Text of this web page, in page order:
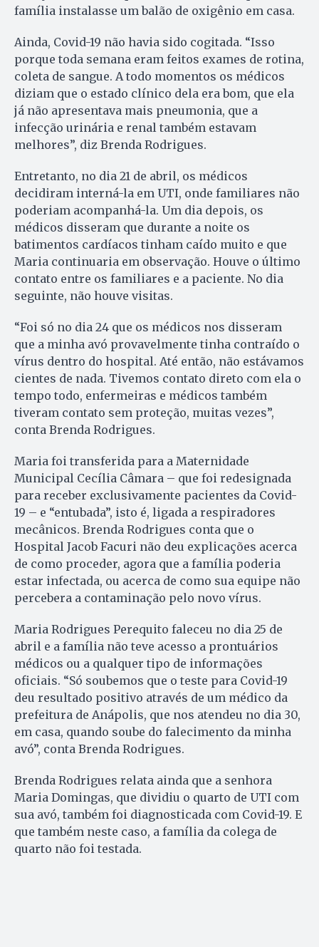
família instalasse um balão de oxigênio em casa.
Ainda, Covid-19 não havia sido cogitada. “Isso
porque toda semana eram feitos exames de rotina,
coleta de sangue. A todo momentos os médicos
diziam que o estado clínico dela era bom, que ela
já não apresentava mais pneumonia, que a
infecção urinária e renal também estavam
melhores”, diz Brenda Rodrigues.
Entretanto, no dia 21 de abril, os médicos
decidiram interná-la em UTI, onde familiares não
poderiam acompanhá-la. Um dia depois, os
médicos disseram que durante a noite os
batimentos cardíacos tinham caído muito e que
Maria continuaria em observação. Houve o último
contato entre os familiares e a paciente. No dia
seguinte, não houve visitas.
“Foi só no dia 24 que os médicos nos disseram
que a minha avó provavelmente tinha contraído o
vírus dentro do hospital. Até então, não estávamos
cientes de nada. Tivemos contato direto com ela o
tempo todo, enfermeiras e médicos também
tiveram contato sem proteção, muitas vezes”,
conta Brenda Rodrigues.
Maria foi transferida para a Maternidade
Municipal Cecília Câmara – que foi redesignada
para receber exclusivamente pacientes da Covid-
19 – e “entubada”, isto é, ligada a respiradores
mecânicos. Brenda Rodrigues conta que o
Hospital Jacob Facuri não deu explicações acerca
de como proceder, agora que a família poderia
estar infectada, ou acerca de como sua equipe não
percebera a contaminação pelo novo vírus.
Maria Rodrigues Perequito faleceu no dia 25 de
abril e a família não teve acesso a prontuários
médicos ou a qualquer tipo de informações
oficiais. “Só soubemos que o teste para Covid-19
deu resultado positivo através de um médico da
prefeitura de Anápolis, que nos atendeu no dia 30,
em casa, quando soube do falecimento da minha
avó”, conta Brenda Rodrigues.
Brenda Rodrigues relata ainda que a senhora
Maria Domingas, que dividiu o quarto de UTI com
sua avó, também foi diagnosticada com Covid-19. E
que também neste caso, a família da colega de
quarto não foi testada.